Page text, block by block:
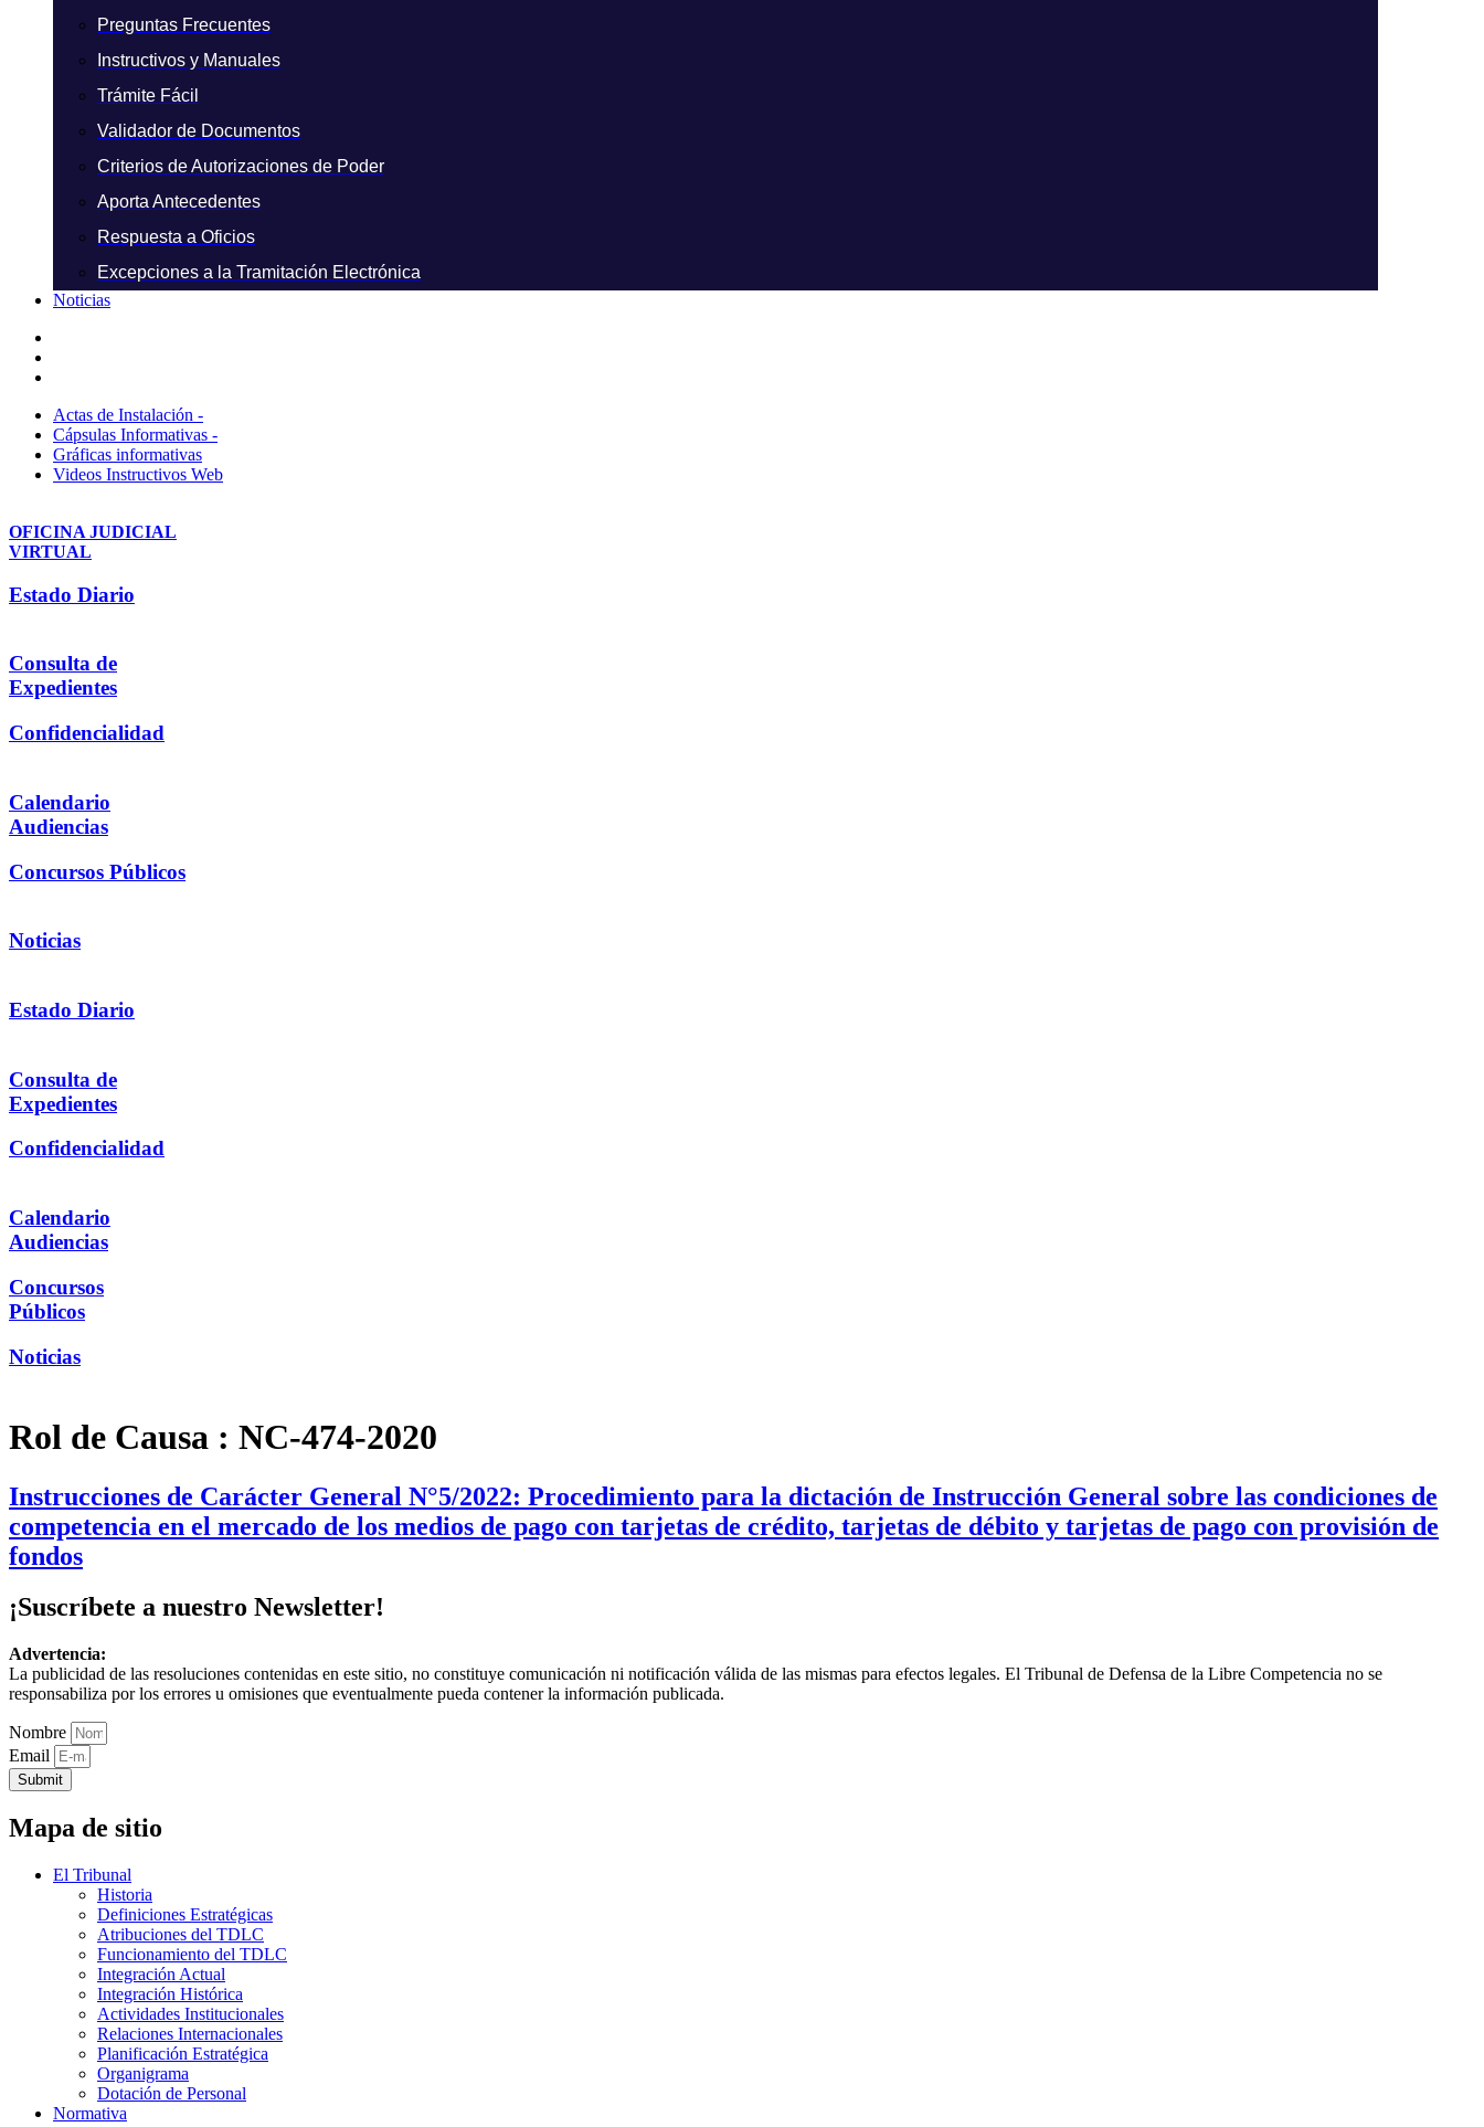
Preguntas Frecuentes
Instructivos y Manuales
Trámite Fácil
Validador de Documentos
Criterios de Autorizaciones de Poder
Aporta Antecedentes
Respuesta a Oficios
Excepciones a la Tramitación Electrónica
Noticias
Actas de Instalación -
Cápsulas Informativas -
Gráficas informativas
Videos Instructivos Web
OFICINA JUDICIAL
VIRTUAL
Estado Diario
Consulta de
Expedientes
Confidencialidad
Calendario
Audiencias
Concursos Públicos
Noticias
Estado Diario
Consulta de
Expedientes
Confidencialidad
Calendario
Audiencias
Concursos
Públicos
Noticias
Rol de Causa : NC-474-2020
Instrucciones de Carácter General N°5/2022: Procedimiento para la dictación de Instrucción General sobre las condiciones de
competencia en el mercado de los medios de pago con tarjetas de crédito, tarjetas de débito y tarjetas de pago con provisión de
fondos
¡Suscríbete a nuestro Newsletter!
Advertencia:
La publicidad de las resoluciones contenidas en este sitio, no constituye comunicación ni notificación válida de las mismas para efectos legales. El Tribunal de Defensa de la Libre Competencia no se
responsabiliza por los errores u omisiones que eventualmente pueda contener la información publicada.
Nombre
Email
Submit
Mapa de sitio
El Tribunal
Historia
Definiciones Estratégicas
Atribuciones del TDLC
Funcionamiento del TDLC
Integración Actual
Integración Histórica
Actividades Institucionales
Relaciones Internacionales
Planificación Estratégica
Organigrama
Dotación de Personal
Normativa